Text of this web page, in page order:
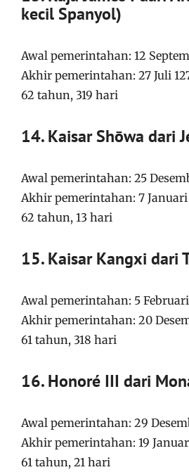
kecil Spanyol)
Awal pemerintahan: 12
Akhir pemerintahan: 27 Juli
62 tahun, 319 hari
14. Kaisar Shōwa dari
Awal pemerintahan: 25
Akhir pemerintahan: 7 Januari
62 tahun, 13 hari
15. Kaisar Kangxi dari
Awal pemerintahan: 5 Februari
Akhir pemerintahan: 20
61 tahun, 318 hari
16. Honoré III dari
Awal pemerintahan: 29
Akhir pemerintahan: 19
61 tahun, 21 hari